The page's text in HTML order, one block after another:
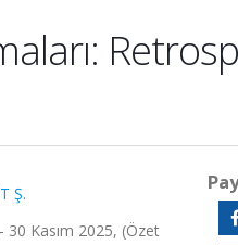
Ş.
30 Kasım 2025, (Özet